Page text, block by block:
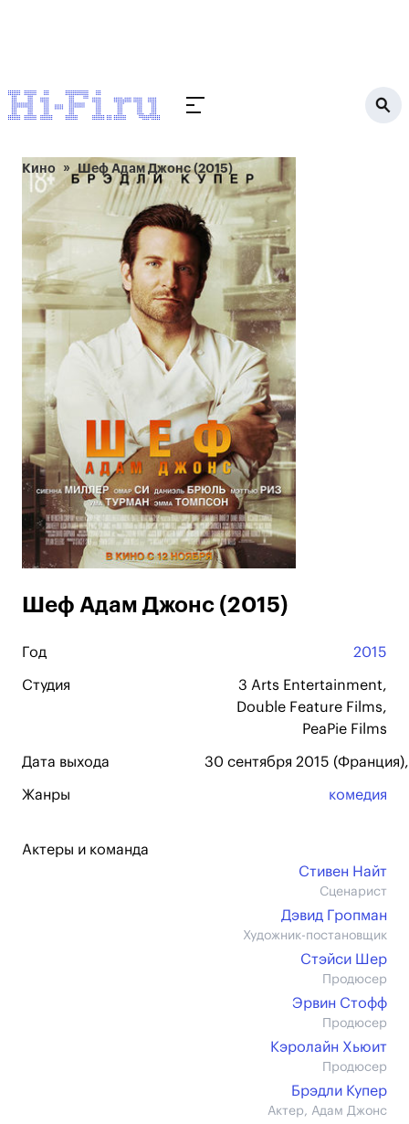
Кино Шеф Адам Джонс (2015)
Шеф Адам Джонс (2015)
Год 2015
Студия
3 Arts Entertainment,
Double Feature Films,
PeaPie Films
Дата выхода 30 сентября 2015
Жанры комедия
Актеры и команда
Стивен Найт
Сценарист
Дэвид Гропман
Художник-постановщик
Стэйси Шер
Продюсер
Эрвин Стофф
Продюсер
Кэролайн Хьюит
Продюсер
Брэдли Купер
Актер, Адам Джонс